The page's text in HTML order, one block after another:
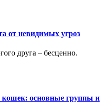
от невидимых угроз
друга – бесценно.
основные группы и